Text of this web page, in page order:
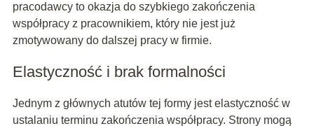
pracodawcy to okazja do szybkiego zakończenia
współpracy z pracownikiem, który nie jest już
zmotywowany do dalszej pracy w firmie.
Elastyczność i brak formalności
Jednym z głównych atutów tej formy jest elastyczność w
ustalaniu terminu zakończenia współpracy. Strony mogą